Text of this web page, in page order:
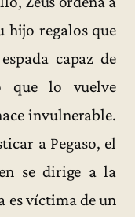
hijo regalos que
capaz de
que lo vuelve
invulnerable.
a Pegaso, el
se dirige a la
es víctima de un